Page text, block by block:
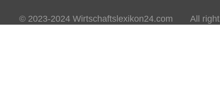
© 2023-2024 Wirtschaftslexikon24.com All